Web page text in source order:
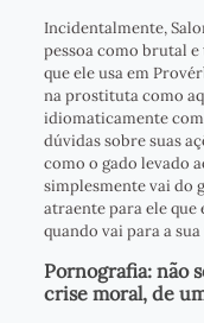
Incidentalmente,
pessoa como brutal
que ele usa em
na prostituta como
idiomaticamente
dúvidas sobre suas
como o gado levado
simplesmente vai do
atraente para ele
quando vai para a
Pornografia: não
crise moral, de